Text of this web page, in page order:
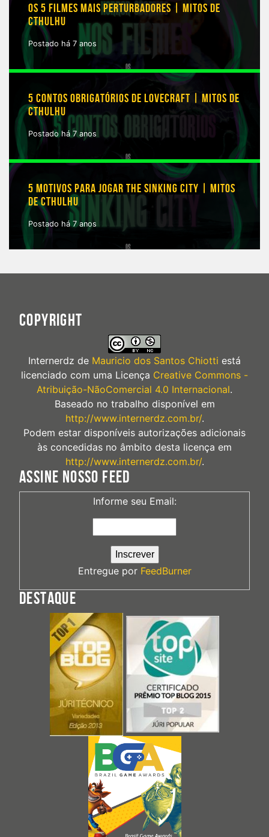
OS 5 FILMES MAIS PERTURBADORES | MITOS DE
CTHULHU
Postado há 7 anos
5 CONTOS OBRIGATÓRIOS DE LOVECRAFT | MITOS DE
CTHULHU
Postado há 7 anos
5 MOTIVOS PARA JOGAR THE SINKING CITY | MITOS
DE CTHULHU
Postado há 7 anos
COPYRIGHT
Internerdz de Mauricio dos Santos Chiotti está
licenciado com uma Licença Creative Commons -
Atribuição-NãoComercial 4.0 Internacional.
Baseado no trabalho disponível em
http://www.internerdz.com.br/.
Podem estar disponíveis autorizações adicionais
às concedidas no âmbito desta licença em
http://www.internerdz.com.br/.
ASSINE NOSSO FEED
Informe seu Email:
Entregue por FeedBurner
DESTAQUE